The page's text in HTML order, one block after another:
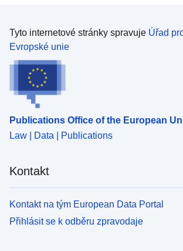
uriRef:
http://
Tyto internetové stránky spravuje Úřad
Evropské unie
Publications Office of the European
Law | Data | Publications
Kontakt
Kontakt na tým European Data Portal
Přihlásit se k odběru zpravodaje